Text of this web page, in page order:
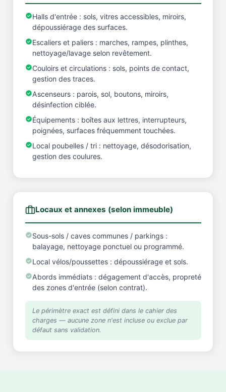
Halls d'entrée : sols, vitres accessibles, miroirs,
dépoussiérage des surfaces.
Escaliers et paliers : marches, rampes, plinthes,
nettoyage/lavage selon revêtement.
Couloirs et circulations : sols, points de contact,
gestion des traces.
Ascenseurs : parois, sol, boutons, miroirs,
désinfection ciblée.
Équipements : boîtes aux lettres, interrupteurs,
poignées, surfaces fréquemment touchées.
Local poubelles / tri : nettoyage, désodorisation,
gestion des coulures.
Locaux et annexes (selon immeuble)
Sous-sols / caves communes / parkings :
balayage, nettoyage ponctuel ou programmé.
Local vélos/poussettes : dépoussiérage et sols.
Abords immédiats : dégagement d'accès, propreté
des zones d'entrée (selon contrat).
Le périmètre exact est défini dans le cahier des
charges — aucune zone n'est incluse ou exclue par
défaut sans validation.